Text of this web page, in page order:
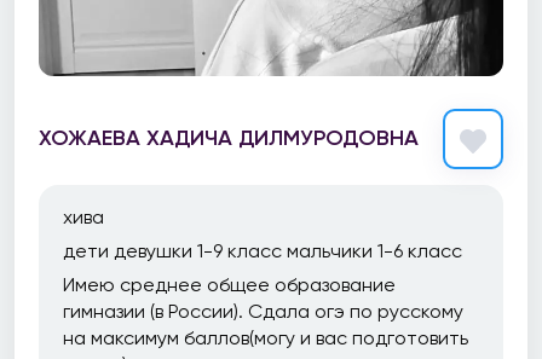
ХОЖАЕВА ХАДИЧА ДИЛМУРОДОВНА
хива
дети девушки 1-9 класс мальчики 1-6 класс
Имею среднее общее образование
гимназии (в России). Сдала огэ по русскому
на максимум баллов(могу и вас подготовить